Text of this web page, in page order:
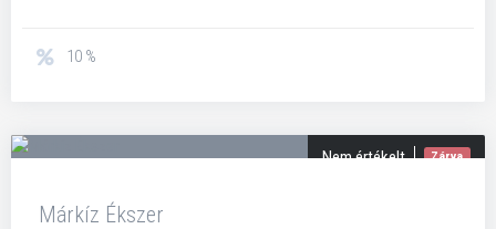
10 %
Nem értékelt Zárva
Márkíz Ékszer